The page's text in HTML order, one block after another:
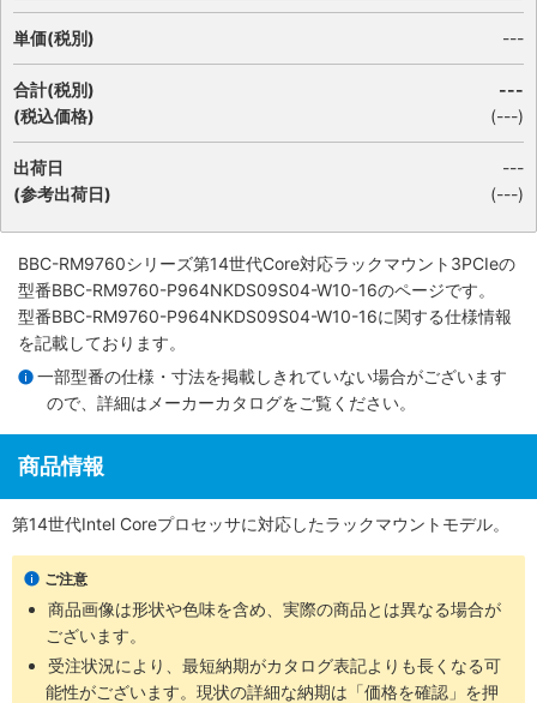
単価(税別) ---
合計(税別)
(税込価格)
---
(---)
出荷日
(参考出荷日)
---
(---)
BBC-RM9760シリーズ第14世代Core対応ラックマウント3PCIeの
型番BBC-RM9760-P964NKDS09S04-W10-16のページです。
型番BBC-RM9760-P964NKDS09S04-W10-16に関する仕様情報
を記載しております。
一部型番の仕様・寸法を掲載しきれていない場合がございます
ので、詳細は メーカーカタログをご覧ください。
商品情報
第14世代Intel Coreプロセッサに対応したラックマウントモデル。
ご注意
商品画像は形状や色味を含め、実際の商品とは異なる場合が
ございます。
受注状況により、最短納期がカタログ表記よりも長くなる可
能性がございます。現状の詳細な納期は「価格を確認」を押